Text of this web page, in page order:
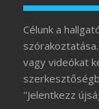
Célunk a
vagy videókat
"Jelentkezz